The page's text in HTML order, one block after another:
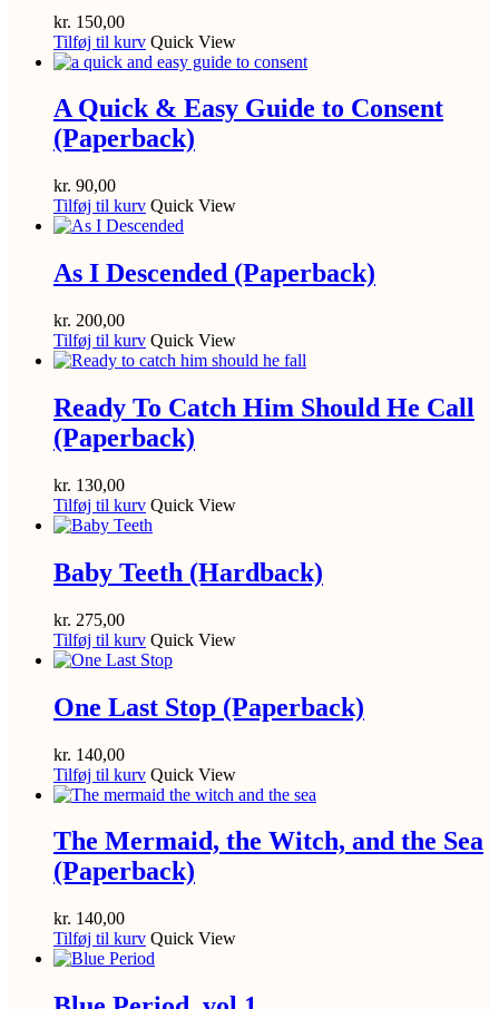
kr. 150,00
Tilføj til kurv Quick View
A Quick & Easy Guide to Consent
(Paperback)
kr. 90,00
Tilføj til kurv Quick View
As I Descended (Paperback)
kr. 200,00
Tilføj til kurv Quick View
Ready To Catch Him Should He Call
(Paperback)
kr. 130,00
Tilføj til kurv Quick View
Baby Teeth (Hardback)
kr. 275,00
Tilføj til kurv Quick View
One Last Stop (Paperback)
kr. 140,00
Tilføj til kurv Quick View
The Mermaid, the Witch, and the Sea
(Paperback)
kr. 140,00
Tilføj til kurv Quick View